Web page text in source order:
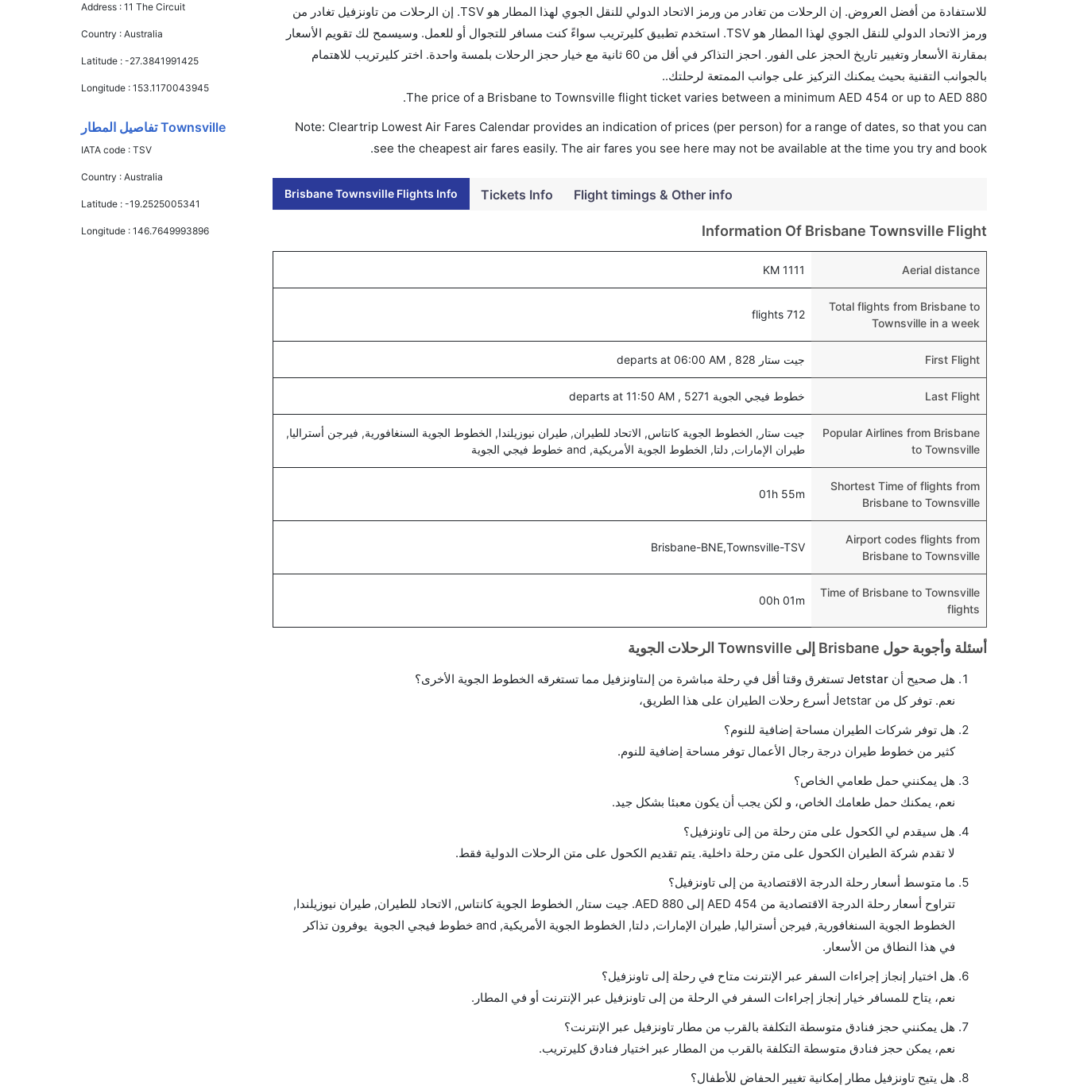
للاستفادة من أفضل العروض. إن الرحلات من تغادر من ورمز الاتحاد الدولي للنقل الجوي لهذا المطار هو TSV. إن الرحلات من تاونزفيل تغادر من
ورمز الاتحاد الدولي للنقل الجوي لهذا المطار هو TSV. استخدم تطبيق كليرتريب سواءً كنت مسافر للتجوال أو للعمل. وسيسمح لك تقويم الأسعار
بمقارنة الأسعار وتغيير تاريخ الحجز على الفور. احجز التذاكر في أقل من 60 ثانية مع خيار حجز الرحلات بلمسة واحدة. اختر كليرتريب للاهتمام
بالجوانب التقنية بحيث يمكنك التركيز على جوانب الممتعة لرحلتك..
The price of a Brisbane to Townsville flight ticket varies between a minimum AED 454 or up to AED 880
.
Note: Cleartrip Lowest Air Fares Calendar provides an indication of prices (per person) for a range of dates, so that you can
see the cheapest air fares easily. The air fares you see here may not be available at the time you try and book.
Brisbane Townsville Flights Info Tickets Info Flight timings & Other info
Information Of Brisbane Townsville Flight
Aerial distance
1111 KM
Total flights from Brisbane to
Townsville in a week
712 flights
First Flight جيت ستار 828 , departs at 06:00 AM
Last Flight خطوط فيجي الجوية 5271 , departs at 11:50 AM
Popular Airlines from Brisbane
to Townsville
جيت ستار, الخطوط الجوية كانتاس, الاتحاد للطيران, طيران نيوزيلندا, الخطوط الجوية السنغافورية, فيرجن أستراليا,
طيران الإمارات, دلتا, الخطوط الجوية الأمريكية, and خطوط فيجي الجوية
Shortest Time of flights from
Brisbane to Townsville
01h 55m
Airport codes flights from
Brisbane to Townsville
Brisbane-BNE,Townsville-TSV
Time of Brisbane to Townsville
flights
00h 01m
أسئلة وأجوبة حول Brisbane إلى Townsville الرحلات الجوية
هل صحيح أن Jetstar تستغرق وقتا أقل في رحلة مباشرة من إلىتاونزفيل مما تستغرقه الخطوط الجوية الأخرى؟
نعم. توفر كل من Jetstar أسرع رحلات الطيران على هذا الطريق،
هل توفر شركات الطيران مساحة إضافية للنوم؟
كثير من خطوط طيران درجة رجال الأعمال توفر مساحة إضافية للنوم.
هل يمكنني حمل طعامي الخاص؟
نعم، يمكنك حمل طعامك الخاص، و لكن يجب أن يكون معبئا بشكل جيد.
هل سيقدم لي الكحول على متن رحلة من إلى تاونزفيل؟
لا تقدم شركة الطيران الكحول على متن رحلة داخلية. يتم تقديم الكحول على متن الرحلات الدولية فقط.
ما متوسط أسعار رحلة الدرجة الاقتصادية من إلى تاونزفيل؟
تتراوح أسعار رحلة الدرجة الاقتصادية من AED 454 إلى AED 880. جيت ستار, الخطوط الجوية كانتاس, الاتحاد للطيران, طيران نيوزيلندا,
الخطوط الجوية السنغافورية, فيرجن أستراليا, طيران الإمارات, دلتا, الخطوط الجوية الأمريكية, and خطوط فيجي الجوية يوفرون تذاكر
في هذا النطاق من الأسعار.
هل اختيار إنجاز إجراءات السفر عبر الإنترنت متاح في رحلة إلى تاونزفيل؟
نعم، يتاح للمسافر خيار إنجاز إجراءات السفر في الرحلة من إلى تاونزفيل عبر الإنترنت أو في المطار.
هل يمكنني حجز فنادق متوسطة التكلفة بالقرب من مطار تاونزفيل عبر الإنترنت؟
نعم، يمكن حجز فنادق متوسطة التكلفة بالقرب من المطار عبر اختيار فنادق كليرتريب.
هل يتيح تاونزفيل مطار إمكانية تغيير الحفاض للأطفال؟
Address :11 The Circuit
Country :Australia
Latitude :-27.3841991425
Longitude :153.1170043945
Townsville تفاصيل المطار
IATA code :TSV
Country :Australia
Latitude :-19.2525005341
Longitude :146.7649993896